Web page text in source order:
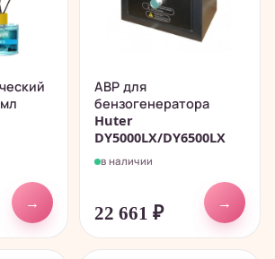
→
АВР для
бензогенератора
Huter
DY5000LX/DY6500LX
в наличии
22 661 ₽
→